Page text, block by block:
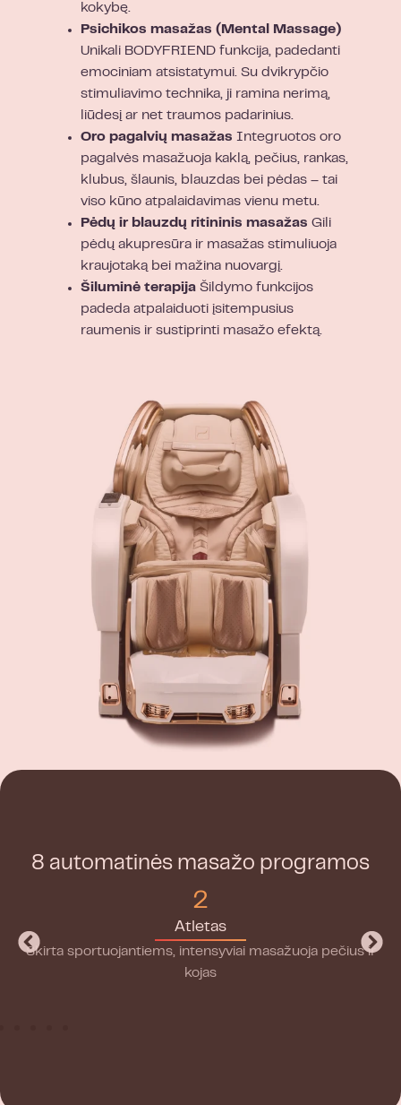
kokybę.
Psichikos masažas (Mental Massage)
Unikali BODYFRIEND funkcija, padedanti
emociniam atsistatymui. Su dvikrypčio
stimuliavimo technika, ji ramina nerimą,
liūdesį ar net traumos padarinius.
Oro pagalvių masažas Integruotos oro
pagalvės masažuoja kaklą, pečius, rankas,
klubus, šlaunis, blauzdas bei pėdas – tai
viso kūno atpalaidavimas vienu metu.
Pėdų ir blauzdų ritininis masažas Gili
pėdų akupresūra ir masažas stimuliuoja
kraujotaką bei mažina nuovargį.
Šiluminė terapija Šildymo funkcijos
padeda atpalaiduoti įsitempusius
raumenis ir sustiprinti masažo efektą.
8 automatinės masažo programos
2
Atletas
Skirta sportuojantiems, intensyviai masažuoja pečius ir
kojas